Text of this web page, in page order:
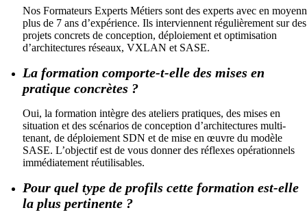
Nos Formateurs Experts Métiers sont des experts avec en
plus de 7 ans d’expérience. Ils interviennent régulièrement sur des
projets concrets de conception, déploiement et optimisation
d’architectures réseaux, VXLAN et SASE.
La formation comporte-t-elle des mises en
pratique concrètes ?
Oui, la formation intègre des ateliers pratiques, des mises en
situation et des scénarios de conception d’architectures multi-
tenant, de déploiement SDN et de mise en œuvre du modèle
SASE. L’objectif est de vous donner des réflexes opérationnels
immédiatement réutilisables.
Pour quel type de profils cette formation est-elle
la plus pertinente ?